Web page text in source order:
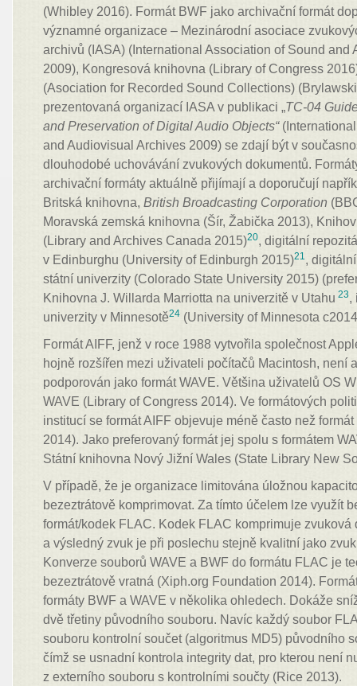
(Whibley 2016). Formát BWF jako archivační formát
významné organizace – Mezinárodní asociace
archivů (IASA) (International Association of Sound and
2009), Kongresová knihovna (Library of Congress
(Asociation for Recorded Sound Collections)
prezentovaná organizací IASA v publikaci „TC-04
and Preservationof Digital Audio Objects“
and Audiovisual Archives 2009) se zdají být v
dlouhodobé uchovávání zvukových dokumentů.
archivační formáty aktuálně přijímají a doporučují
Britská knihovna,British Broadcasting Corporation
Moravská zemská knihovna (Šír, Žabička 2013),
(Library and Archives Canada 2015)20, digitální
v Edinburghu (University of Edinburgh 2015)21,
státní univerzity (Colorado State University 2015)
Knihovna J. Willarda Marriotta na univerzitě v Utahu 23,
univerzity v Minnesotě24 (University of Minnesota
Formát AIFF, jenž v roce 1988 vytvořila společnost
hojně rozšířen mezi uživateli počítačů Macintosh, není
podporován jako formát WAVE. Většina uživatelů OS
WAVE (Library of Congress 2014). Ve formátových
institucí se formát AIFF objevuje méně často než formát
2014). Jako preferovaný formát jej spolu s formátem
Státní knihovna Nový Jižní Wales (State Library New
V případě, že je organizace limitována úložnou
bezeztrátově komprimovat. Za tímto účelem lze využít
formát/kodek FLAC. Kodek FLAC komprimuje zvuková
a výsledný zvuk je při poslechu stejně kvalitní jako
Konverze souborů WAVE a BWF do formátu FLAC je
bezeztrátově vratná (Xiph.org Foundation 2014).
formáty BWF a WAVE v několika ohledech. Dokáže
dvě třetiny původního souboru. Navíc každý soubor
souboru kontrolní součet (algoritmus MD5) původního
čímž se usnadní kontrola integrity dat, pro kterou není
z externího souboru s kontrolními součty (Rice 2013).